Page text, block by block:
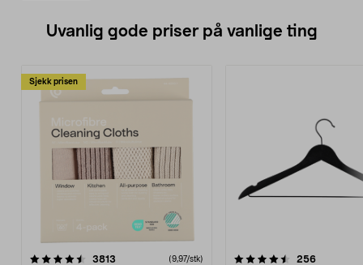
Uvanlig gode priser på vanlige ting
Sjekk prisen
3813 anmeldelser(9,97/stk)
4.5av 5 stjerner 256
4.5av 5 stjerner